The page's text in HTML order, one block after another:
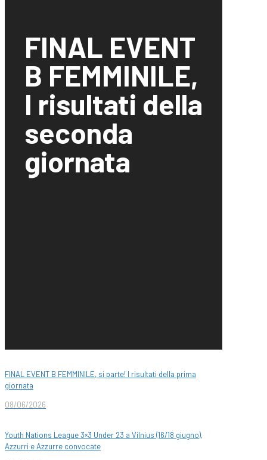
FINAL EVENT
B FEMMINILE,
I risultati della
seconda
giornata
FINAL EVENT B FEMMINILE, si parte! I risultati della prima
giornata
08/06/2026
Youth Nations League 3×3 Under 23 a Vilnius (16/18 giugno),
Azzurri e Azzurre convocate